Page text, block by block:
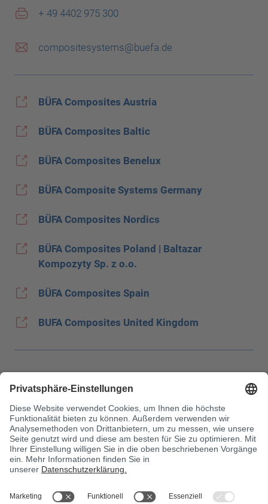
+ 49 4402 975 300
compositesystems@buefa.de
BÜFA Composites Austria
BÜFA Composites Baltic
BÜFA Composites Benelux
BÜFA Composite Systems Germany
BÜFA Composites Nordics
BÜFA Composites Poland | Baltazar
Kompozyty Sp. z o.o.
BÜFA Composites Spain
BUFA Composites United Kingdom
Datenschutz
JEC Trade Show
AGB
Einkaufsbedingungen